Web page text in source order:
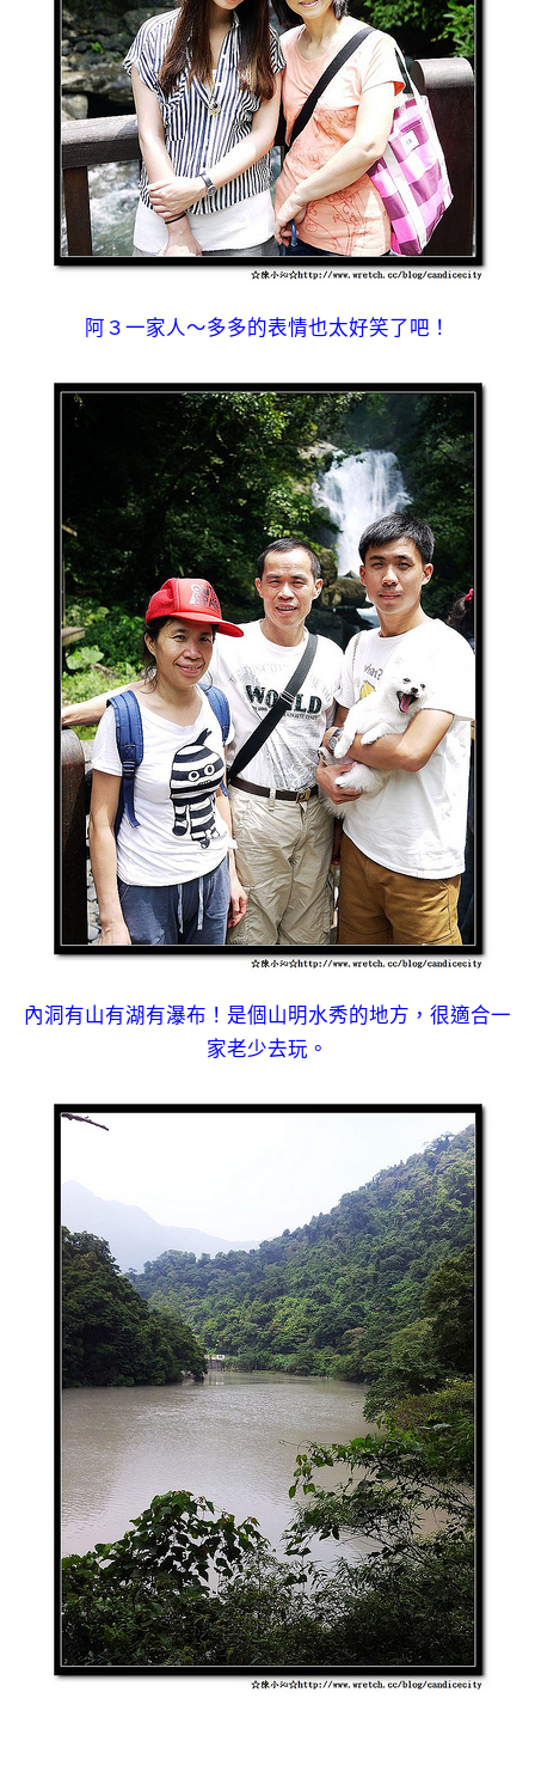
阿３一家人～多多的表情也太好笑了吧！
內洞有山有湖有瀑布！是個山明水秀的地方，很適合一
家老少去玩。